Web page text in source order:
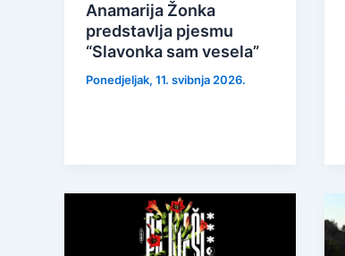
Anamarija Žonka
predstavlja pjesmu
“Slavonka sam vesela”
Ponedjeljak, 11. svibnja 2026.